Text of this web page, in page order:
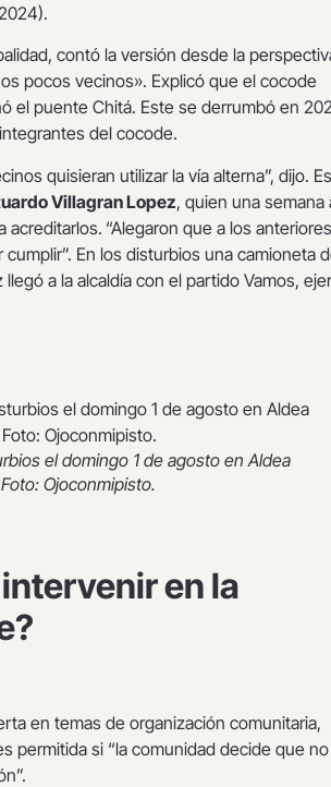
contó la versión desde la
pocos vecinos». Explicó que el cocode
el puente Chitá. Este se derrumbó en
del cocode.
quisieran utilizar la vía alterna”, dijo.
Villagran Lopez, quien una semana
acreditarlos. “Alegaron que a los anteriores
En los disturbios una camioneta
a la alcaldía con el partido Vamos,
el domingo 1 de agosto en Aldea
Ojoconmipisto.
en la
en temas de organización comunitaria,
permitida si “la comunidad decide que